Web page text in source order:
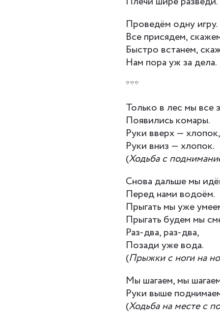
Проведём одну игру.
Все присядем,
Быстро встанем,
Нам пора уж за дела.
***
Только в лес мы все
Появились комары.
Руки вверх — хлопок,
Руки вниз — хлопок.
(Ходьба с
Снова дальше мы
Перед нами водоём.
Прыгать мы уже
Прыгать будем мы
Раз-два, раз-два,
Позади уже вода.
(Прыжки с ноги на
Мы шагаем, мы
Руки выше
(Ходьба на месте с